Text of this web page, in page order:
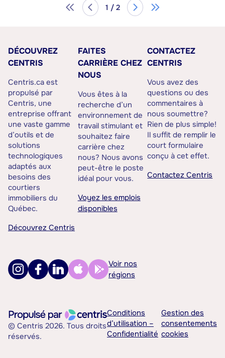
1 / 2
DÉCOUVREZ
CENTRIS
Centris.ca est
propulsé par
Centris, une
entreprise offrant
une vaste gamme
d’outils et de
solutions
technologiques
adaptés aux
besoins des
courtiers
immobiliers du
Québec.
Découvrez Centris
FAITES
CARRIÈRE CHEZ
NOUS
Vous êtes à la
recherche d’un
environnement de
travail stimulant et
souhaitez faire
carrière chez
nous? Nous avons
peut-être le poste
idéal pour vous.
Voyez les emplois
disponibles
CONTACTEZ
CENTRIS
Vous avez des
questions ou des
commentaires à
nous soumettre?
Rien de plus simple!
Il suffit de remplir le
court formulaire
conçu à cet effet.
Contactez Centris
Voir nos
régions
© Centris 2026. Tous droits
réservés.
Conditions
d’utilisation –
Confidentialité
Gestion des
consentements
cookies